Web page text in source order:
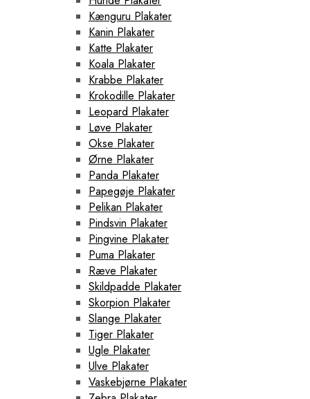
Kænguru Plakater
Kanin Plakater
Katte Plakater
Koala Plakater
Krabbe Plakater
Krokodille Plakater
Leopard Plakater
Løve Plakater
Okse Plakater
Ørne Plakater
Panda Plakater
Papegøje Plakater
Pelikan Plakater
Pindsvin Plakater
Pingvine Plakater
Puma Plakater
Ræve Plakater
Skildpadde Plakater
Skorpion Plakater
Slange Plakater
Tiger Plakater
Ugle Plakater
Ulve Plakater
Vaskebjørne Plakater